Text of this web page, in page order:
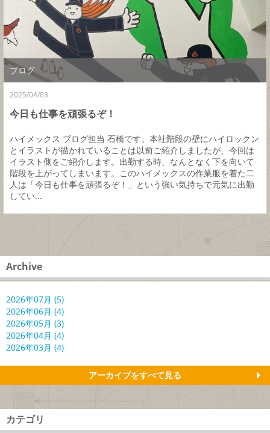
ブログ
2025/04/03
今日も仕事を頑張るぞ！
ハイメックス ブログ担当 石橋です。本社階段の壁にハイロックン
とイラストが描かれていることは以前ご紹介しましたが、今回は
イラスト側をご紹介します。出勤する時、なんとなく下を向いて
階段を上がってしまいます。このハイメックスの作業服を着た二
人は「今日も仕事を頑張るぞ！」という強い気持ちで元気に出勤
してい...
Archive
2026年07月 (5)
2026年06月 (4)
2026年05月 (3)
2026年04月 (4)
2026年03月 (4)
アーカイブをすべて見る
カテゴリ